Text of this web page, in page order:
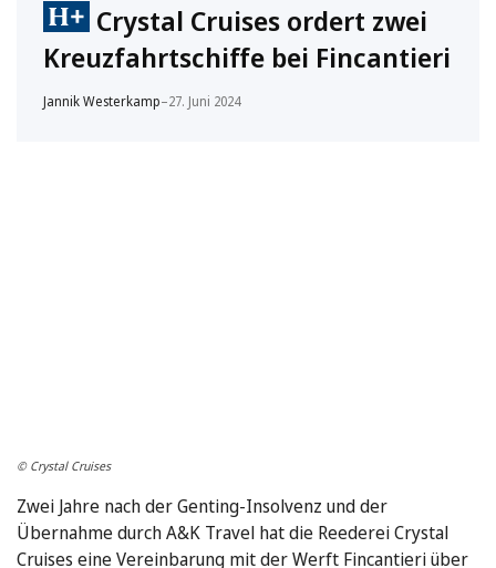
Crystal Cruises ordert zwei
Kreuzfahrtschiffe bei Fincantieri
Jannik Westerkamp–27. Juni 2024
© Crystal Cruises
Zwei Jahre nach der Genting-Insolvenz und der
Übernahme durch A&K Travel hat die Reederei Crystal
Cruises eine Vereinbarung mit der Werft Fincantieri über